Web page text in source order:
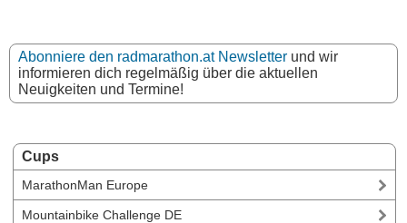
Cups
MarathonMan Europe
Mountainbike Challenge DE
Abonniere den radmarathon.at Newsletter und wir
informieren dich regelmäßig über die aktuellen
Neuigkeiten und Termine!